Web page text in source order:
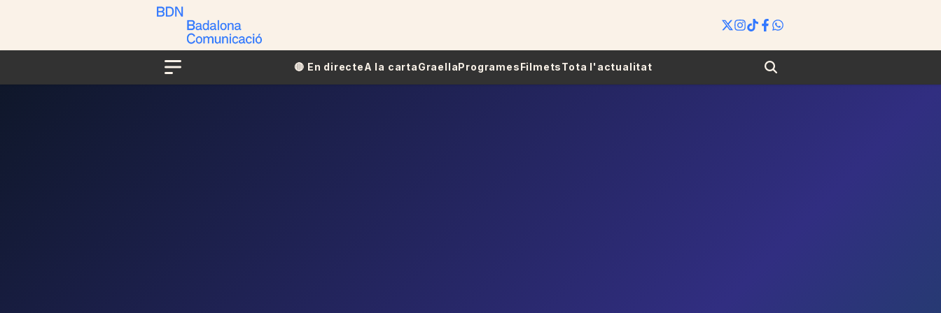
Menu
🔴​​ En directeA la cartaGraellaProgramesFilmetsTota l'actualitat Search